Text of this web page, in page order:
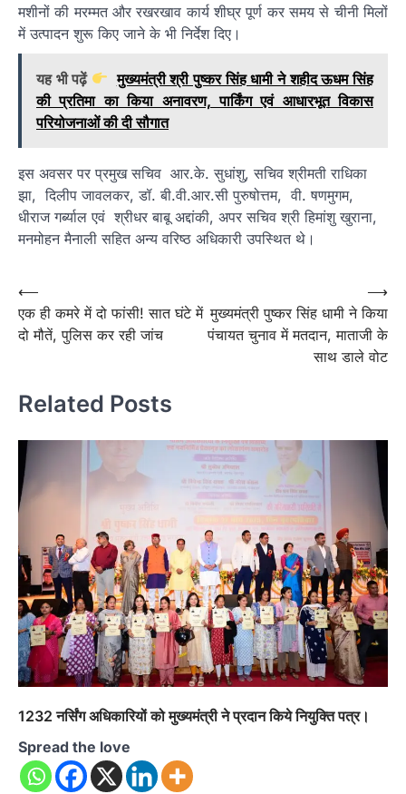
मशीनों की मरम्मत और रखरखाव कार्य शीघ्र पूर्ण कर समय से चीनी मिलों
में उत्पादन शुरू किए जाने के भी निर्देश दिए।
यह भी पढ़ें
मुख्यमंत्री श्री पुष्कर सिंह धामी ने शहीद ऊधम सिंह
की प्रतिमा का किया अनावरण, पार्किंग एवं आधारभूत विकास
परियोजनाओं की दी सौगात
इस अवसर पर प्रमुख सचिव आर.के. सुधांशु, सचिव श्रीमती राधिका
झा, दिलीप जावलकर, डॉ. बी.वी.आर.सी पुरुषोत्तम, वी. षणमुगम,
धीराज गर्ब्याल एवं श्रीधर बाबू अद्दांकी, अपर सचिव श्री हिमांशु खुराना,
मनमोहन मैनाली सहित अन्य वरिष्ठ अधिकारी उपस्थित थे।
Post
navigation
⟵
एक ही कमरे में दो फांसी! सात घंटे में
दो मौतें, पुलिस कर रही जांच
मुख्यमंत्री पुष्कर सिंह धामी ने किया
पंचायत चुनाव में मतदान, माताजी के
साथ डाले वोट
⟶
Related Posts
1232 नर्सिंग अधिकारियों को मुख्यमंत्री ने प्रदान किये नियुक्ति पत्र।
Spread the love